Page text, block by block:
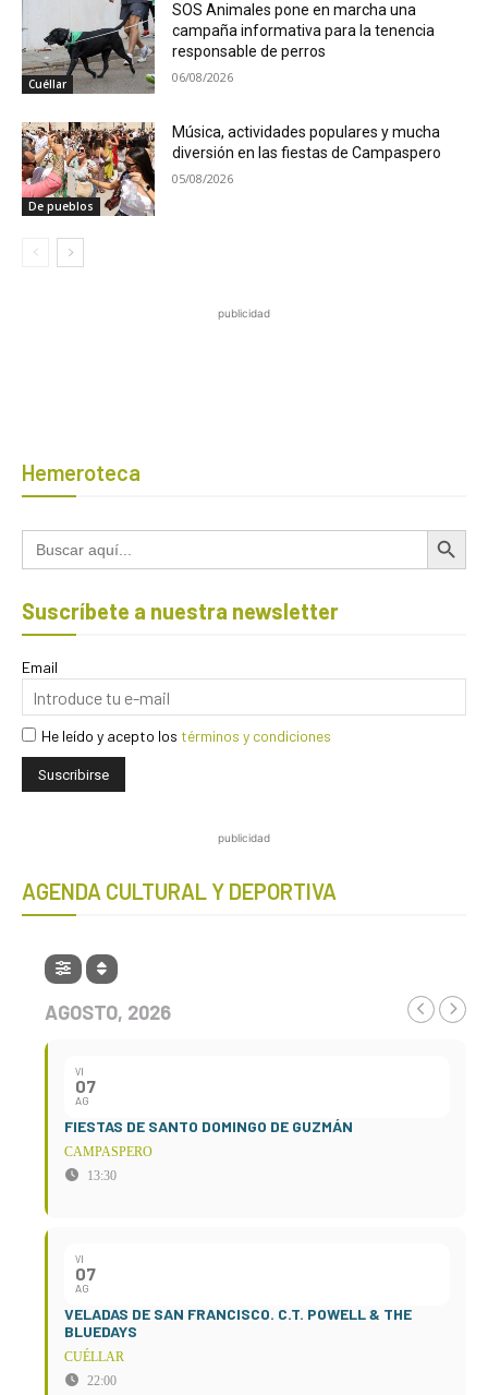
Cuéllar
SOS Animales pone en marcha una
campaña informativa para la tenencia
responsable de perros
06/08/2026
De pueblos
Música, actividades populares y mucha
diversión en las fiestas de Campaspero
05/08/2026
publicidad
Hemeroteca
Buscar: Botón de
Suscríbete a nuestra newsletter
Email
He leído y acepto los términos y condiciones
publicidad
AGENDA CULTURAL Y DEPORTIVA
AGOSTO, 2026
VI
07
AG
FIESTAS DE SANTO DOMINGO DE GUZMÁN
CAMPASPERO
13:30
VI
07
AG
VELADAS DE SAN FRANCISCO. C.T. POWELL & THE
BLUEDAYS
CUÉLLAR
22:00